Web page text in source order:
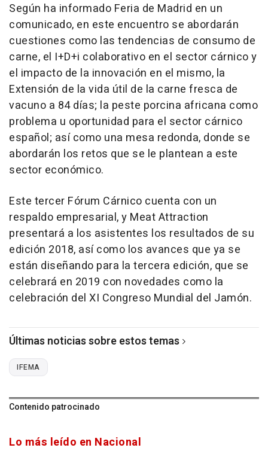
Según ha informado Feria de Madrid en un
comunicado, en este encuentro se abordarán
cuestiones como las tendencias de consumo de
carne, el I+D+i colaborativo en el sector cárnico y
el impacto de la innovación en el mismo, la
Extensión de la vida útil de la carne fresca de
vacuno a 84 días; la peste porcina africana como
problema u oportunidad para el sector cárnico
español; así como una mesa redonda, donde se
abordarán los retos que se le plantean a este
sector económico.
Este tercer Fórum Cárnico cuenta con un
respaldo empresarial, y Meat Attraction
presentará a los asistentes los resultados de su
edición 2018, así como los avances que ya se
están diseñando para la tercera edición, que se
celebrará en 2019 con novedades como la
celebración del XI Congreso Mundial del Jamón.
Últimas noticias sobre estos temas
IFEMA
Contenido patrocinado
Lo más leído en Nacional